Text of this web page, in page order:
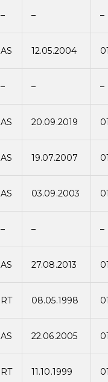
– – –
AS 12.05.2004
– – –
AS 20.09.2019
AS 19.07.2007
AS 03.09.2003
– – –
AS 27.08.2013
RT 08.05.1998
AS 22.06.2005
RT 11.10.1999